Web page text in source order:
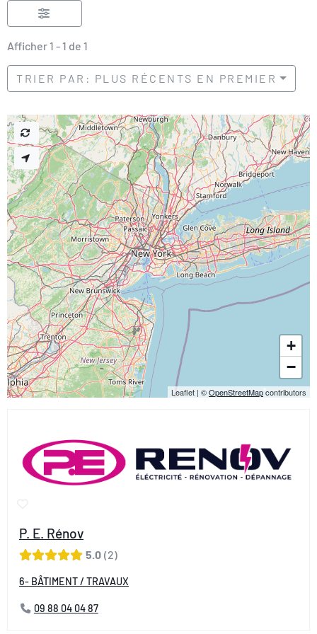
Afficher 1 - 1 de 1
TRIER PAR: PLUS RÉCENTS EN PREMIER
P. E. Rénov
5.0 2
6- BÂTIMENT / TRAVAUX
09 88 04 04 87
+
−
Leaflet | ©OpenStreetMapcontributors